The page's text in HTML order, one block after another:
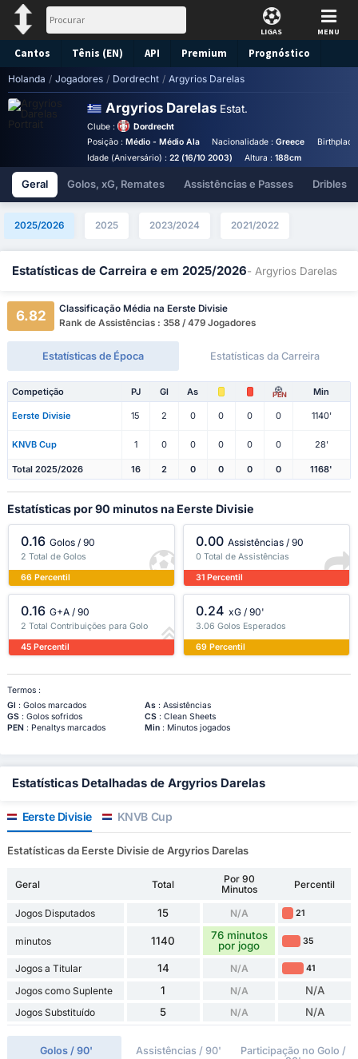
LIGAS MENU
Cantos Tênis (EN) API Premium Prognóstico
Holanda / Jogadores / Dordrecht / Argyrios Darelas
Argyrios Darelas Estat.
Clube :
Dordrecht
Posição : Médio - Médio Ala Nacionalidade :Greece
Idade (Aniversário) : 22 (16/10 2003) Altura :188cm
Geral Golos, xG, Remates Assistências e Passes Dribles
2025/2026 2025 2023/2024 2021/2022
Estatísticas de Carreira e em 2025/2026- Argyrios Darelas
6.82
Classificação Média na Eerste Divisie
Rank de Assistências : 358 / 479 Jogadores
Estatísticas de Época Estatísticas da Carreira
Competição PJ Gl As PEN Min
Eerste Divisie 15 2 0 0 0 0 1140'
KNVB Cup 1 0 0 0 0 0 28'
Total 2025/2026 16 2 0 0 0 0 1168'
Estatísticas por 90 minutos na Eerste Divisie
0.16 Golos / 90
2 Total de Golos
66 Percentil
0.00 Assistências / 90
0 Total de Assistências
31 Percentil
0.16 G+A / 90
2 Total Contribuições para Golo
45 Percentil
0.24 xG / 90'
3.06 Golos Esperados
69 Percentil
Termos :
Gl : Golos marcados As: Assistências
GS: Golos sofridos CS: Clean Sheets
PEN: Penaltys marcados Min: Minutos jogados
Estatísticas Detalhadas de Argyrios Darelas
Eerste Divisie KNVB Cup
Estatísticas da Eerste Divisie de Argyrios Darelas
Geral Total
Por 90
Minutos
Percentil
Jogos Disputados 15 N/A 21
minutos 1140
76 minutos
por jogo
35
Jogos a Titular 14 N/A 41
Jogos como Suplente 1 N/A N/A
Jogos Substituído 5 N/A N/A
Golos / 90' Assistências / 90'
Participação no Golo /